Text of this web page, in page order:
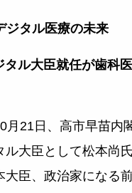
ジタル医療の未来
タル大臣就任が歯科
21日、高市早苗内
ル大臣として松本尚
大臣、政治家になる